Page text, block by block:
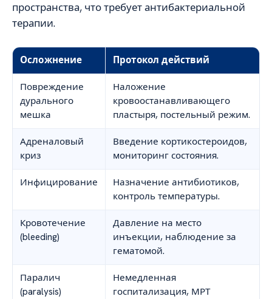
пространства, что требует антибактериальной
терапии.
Осложнение Протокол действий
Повреждение
дурального
мешка
Наложение
кровоостанавливающего
пластыря, постельный режим.
Адреналовый
криз
Введение кортикостероидов,
мониторинг состояния.
Инфицирование
Назначение антибиотиков,
контроль температуры.
Кровотечение
(bleeding)
Давление на место
инъекции, наблюдение за
гематомой.
Паралич
(paralysis)
Немедленная
госпитализация, МРТ